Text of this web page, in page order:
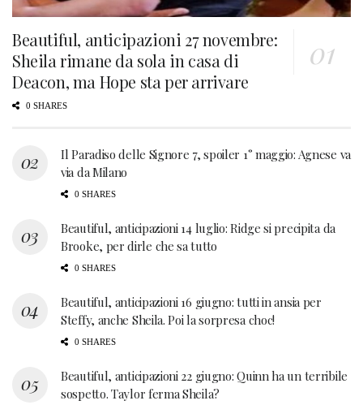
Beautiful, anticipazioni 27 novembre:
Sheila rimane da sola in casa di
Deacon, ma Hope sta per arrivare
0 SHARES
Il Paradiso delle Signore 7, spoiler 1° maggio: Agnese va
via da Milano
0 SHARES
Beautiful, anticipazioni 14 luglio: Ridge si precipita da
Brooke, per dirle che sa tutto
0 SHARES
Beautiful, anticipazioni 16 giugno: tutti in ansia per
Steffy, anche Sheila. Poi la sorpresa choc!
0 SHARES
Beautiful, anticipazioni 22 giugno: Quinn ha un terribile
sospetto. Taylor ferma Sheila?